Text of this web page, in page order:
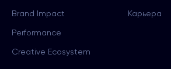
Карьера
Brand Impact
Performance
Creative Ecosystem